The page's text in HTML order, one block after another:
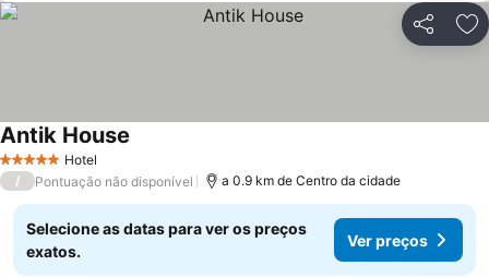
Partilhar
5 Estrelas Hotel
Antik House
/ Pontuação não disponível a 0.9 km de Centro da cidade
Selecione as datas para ver os preços
exatos.
Ver preços